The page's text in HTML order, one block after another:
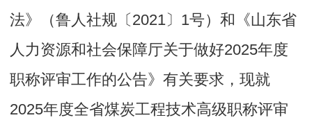
法》（鲁人社规〔2021〕1号）和《山东省
人力资源和社会保障厅关于做好2025年度
职称评审工作的公告》有关要求，现就
2025年度全省煤炭工程技术高级职称评审